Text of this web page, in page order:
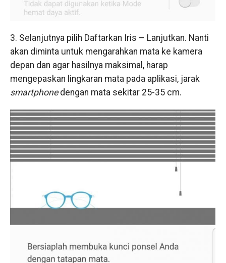
3. Selanjutnya pilih Daftarkan Iris – Lanjutkan. Nanti
akan diminta untuk mengarahkan mata ke kamera
depan dan agar hasilnya maksimal, harap
mengepaskan lingkaran mata pada aplikasi, jarak
smartphonedengan mata sekitar 25-35 cm.